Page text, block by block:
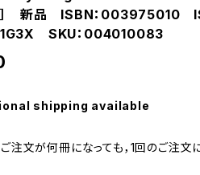
新品 ISBN：003975010
SKU：004010083
shipping available
注文が何冊になっても，1回のご注文